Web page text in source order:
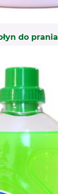
do prania